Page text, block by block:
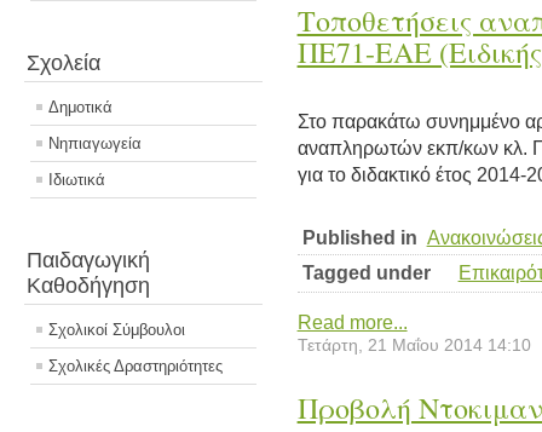
Σχολεία
Δημοτικά
Νηπιαγωγεία
Ιδιωτικά
Παιδαγωγική
Καθοδήγηση
Σχολικοί Σύμβουλοι
Σχολικές Δραστηριότητες
Τοποθετήσεις
ΠΕ71-ΕΑΕ
Στο παρακάτω συνημμένο
αναπληρωτών εκπ/κων κλ.
για το διδακτικό έτος 2014-
Published in
Tagged under
Read more...
Τετάρτη, 21 Μαΐου 2014 14:10
Προβολή